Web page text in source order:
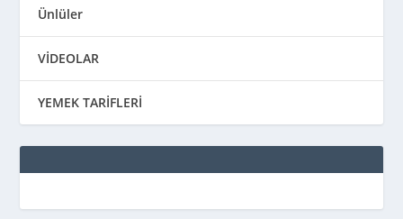
Ünlüler
VİDEOLAR
YEMEK TARİFLERİ